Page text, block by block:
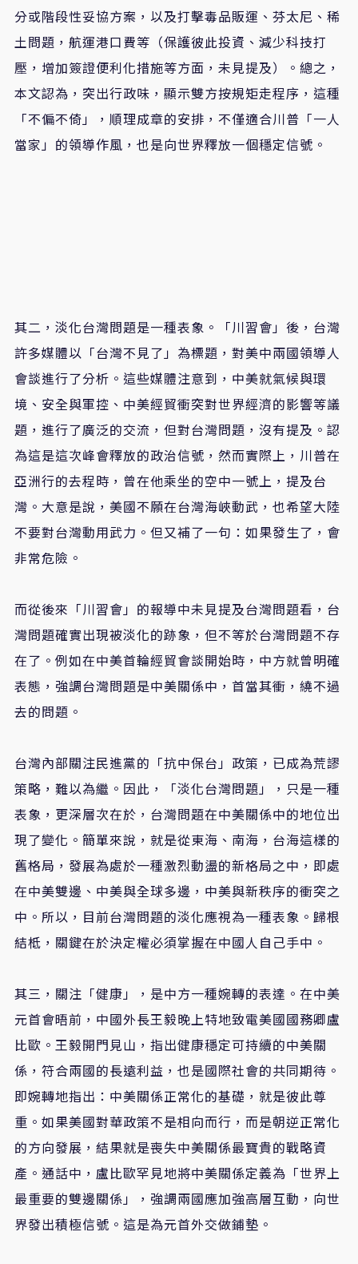
分或階段性妥協方案，以及打擊毒品販運、芬太尼、稀
土問題，航運港口費等（保護彼此投資、減少科技打
壓，增加簽證便利化措施等方面，未見提及）。總之，
本文認為，突出行政味，顯示雙方按規矩走程序，這種
「不偏不倚」，順理成章的安排，不僅適合川普「一人
當家」的領導作風，也是向世界釋放一個穩定信號。
其二，淡化台灣問題是一種表象。「川習會」後，台灣
許多媒體以「台灣不見了」為標題，對美中兩國領導人
會談進行了分析。這些媒體注意到，中美就氣候與環
境、安全與軍控、中美經貿衝突對世界經濟的影響等議
題，進行了廣泛的交流，但對台灣問題，沒有提及。認
為這是這次峰會釋放的政治信號，然而實際上，川普在
亞洲行的去程時，曾在他乘坐的空中一號上，提及台
灣。大意是說，美國不願在台灣海峽動武，也希望大陸
不要對台灣動用武力。但又補了一句：如果發生了，會
非常危險。
而從後來「川習會」的報導中未見提及台灣問題看，台
灣問題確實出現被淡化的跡象，但不等於台灣問題不存
在了。例如在中美首輪經貿會談開始時，中方就曾明確
表態，強調台灣問題是中美關係中，首當其衝，繞不過
去的問題。
台灣內部關注民進黨的「抗中保台」政策，已成為荒謬
策略，難以為繼。因此，「淡化台灣問題」，只是一種
表象，更深層次在於，台灣問題在中美關係中的地位出
現了變化。簡單來說，就是從東海、南海，台海這樣的
舊格局，發展為處於一種激烈動盪的新格局之中，即處
在中美雙邊、中美與全球多邊，中美與新秩序的衝突之
中。所以，目前台灣問題的淡化應視為一種表象。歸根
結柢，關鍵在於決定權必須掌握在中國人自己手中。
其三，關注「健康」，是中方一種婉轉的表達。在中美
元首會晤前，中國外長王毅晚上特地致電美國國務卿盧
比歐。王毅開門見山，指出健康穩定可持續的中美關
係，符合兩國的長遠利益，也是國際社會的共同期待。
即婉轉地指出：中美關係正常化的基礎，就是彼此尊
重。如果美國對華政策不是相向而行，而是朝逆正常化
的方向發展，結果就是喪失中美關係最寶貴的戰略資
產。通話中，盧比歐罕見地將中美關係定義為「世界上
最重要的雙邊關係」，強調兩國應加強高層互動，向世
界發出積極信號。這是為元首外交做鋪墊。